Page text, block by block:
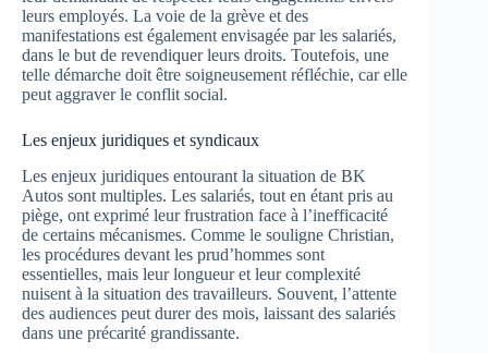
leurs employés. La voie de la grève et des
manifestations est également envisagée par les salariés,
dans le but de revendiquer leurs droits. Toutefois, une
telle démarche doit être soigneusement réfléchie, car elle
peut aggraver le conflit social.
Les enjeux juridiques et syndicaux
Les enjeux juridiques entourant la situation de BK
Autos sont multiples. Les salariés, tout en étant pris au
piège, ont exprimé leur frustration face à l’inefficacité
de certains mécanismes. Comme le souligne Christian,
les procédures devant les prud’hommes sont
essentielles, mais leur longueur et leur complexité
nuisent à la situation des travailleurs. Souvent, l’attente
des audiences peut durer des mois, laissant des salariés
dans une précarité grandissante.